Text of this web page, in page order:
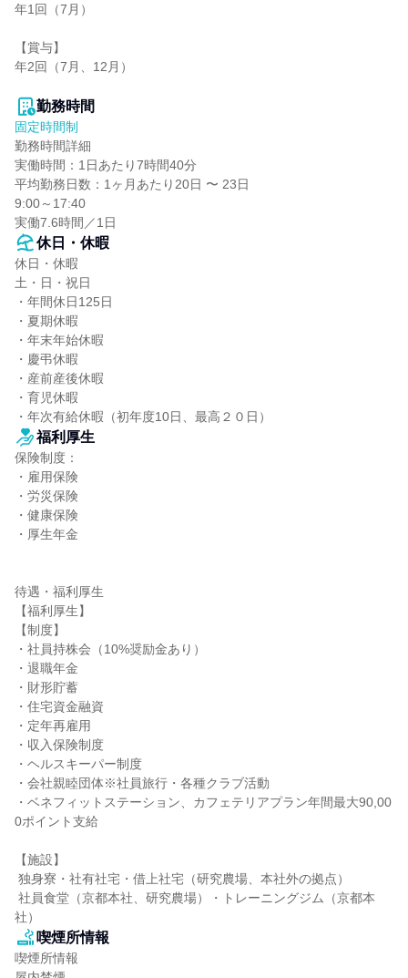
年1回（7月）
【賞与】
年2回（7月、12月）
勤務時間
固定時間制
勤務時間詳細
実働時間：1日あたり7時間40分
平均勤務日数：1ヶ月あたり20日 〜 23日
9:00～17:40
実働7.6時間／1日
休日・休暇
休日・休暇
土・日・祝日
・年間休日125日
・夏期休暇
・年末年始休暇
・慶弔休暇
・産前産後休暇
・育児休暇
・年次有給休暇（初年度10日、最高２０日）
福利厚生
保険制度：
・雇用保険
・労災保険
・健康保険
・厚生年金
待遇・福利厚生
【福利厚生】
【制度】
・社員持株会（10%奨励金あり）
・退職年金
・財形貯蓄
・住宅資金融資
・定年再雇用
・収入保険制度
・ヘルスキーパー制度
・会社親睦団体※社員旅行・各種クラブ活動
・ベネフィットステーション、カフェテリアプラン年間最大90,00
0ポイント支給
【施設】
社）
喫煙所情報
喫煙所情報